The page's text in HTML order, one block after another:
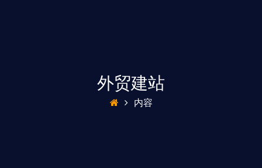
外贸建站
内容